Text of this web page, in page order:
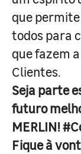
que
todos para
que fazem
Clientes.
Seja parte
futuro
MERLIN!
Fique à